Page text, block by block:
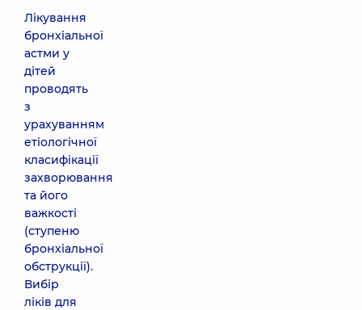
Лікування
бронхіальної
астми у
дітей
проводять
з
урахуванням
етіологічної
класифікації
захворювання
та його
важкості
(ступеню
бронхіальної
обструкції).
Вибір
ліків для